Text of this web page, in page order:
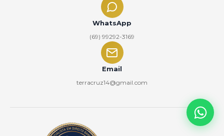
WhatsApp
(69) 99292-3169
Email
terracruz14@gmail.com